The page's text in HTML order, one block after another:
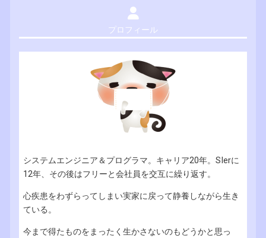
プロフィール
システムエンジニア＆プログラマ。キャリア20年。SIerに
12年、その後はフリーと会社員を交互に繰り返す。
心疾患をわずらってしまい実家に戻って静養しながら生き
ている。
今まで得たものをまったく生かさないのもどうかと思っ